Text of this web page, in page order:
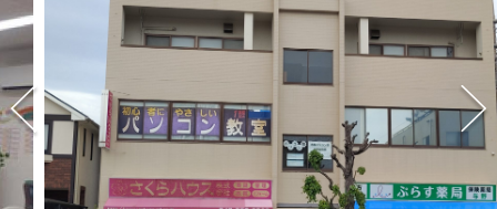
よくある質問
無料体験に申し込む